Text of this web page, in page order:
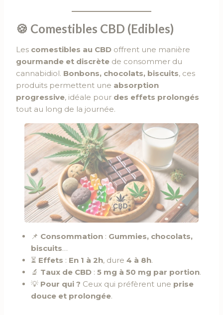
🍪 Comestibles CBD (Edibles)
Les comestibles au CBD offrent une manière
gourmande et discrète de consommer du
cannabidiol. Bonbons, chocolats, biscuits, ces
produits permettent une absorption
progressive, idéale pour des effets prolongés
tout au long de la journée.
📌 Consommation : Gummies, chocolats,
biscuits…
⏳ Effets : En 1 à 2h, dure 4 à 8h.
🔬 Taux de CBD : 5 mg à 50 mg par portion.
💡 Pour qui ? Ceux qui préfèrent une prise
douce et prolongée.